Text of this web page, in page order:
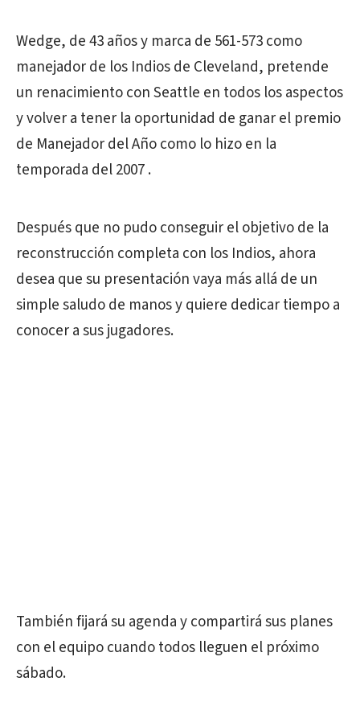
Wedge, de 43 años y marca de 561-573 como
manejador de los Indios de Cleveland, pretende
un renacimiento con Seattle en todos los aspectos
y volver a tener la oportunidad de ganar el premio
de Manejador del Año como lo hizo en la
temporada del 2007 .
Después que no pudo conseguir el objetivo de la
reconstrucción completa con los Indios, ahora
desea que su presentación vaya más allá de un
simple saludo de manos y quiere dedicar tiempo a
conocer a sus jugadores.
También fijará su agenda y compartirá sus planes
con el equipo cuando todos lleguen el próximo
sábado.